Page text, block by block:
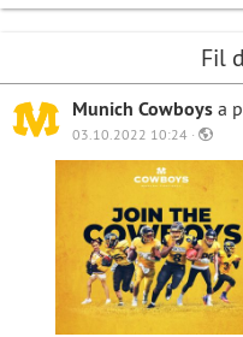
Fil
Munich Cowboys a
03.10.2022 10:24 ·